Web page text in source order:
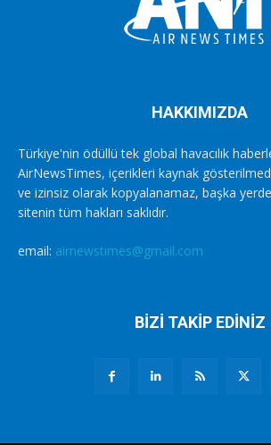
HAKKIMIZDA
Türkiye'nin ödüllü tek global havacılık
AirNewsTimes, içerikleri kaynak
ve izinsiz olarak kopyalanamaz, başka
sitenin tüm hakları saklıdır.
email: airnewstimes@gmail.com
BİZİ TAKİP EDİNİZ